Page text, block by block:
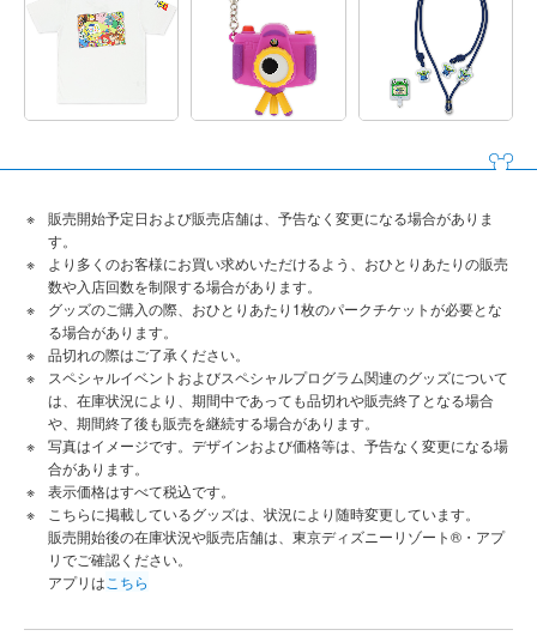
販売開始予定日および販売店舗は、予告なく変更になる場合がありま
す。
より多くのお客様にお買い求めいただけるよう、おひとりあたりの販売
数や入店回数を制限する場合があります。
グッズのご購入の際、おひとりあたり1枚のパークチケットが必要とな
る場合があります。
品切れの際はご了承ください。
スペシャルイベントおよびスペシャルプログラム関連のグッズについて
は、在庫状況により、期間中であっても品切れや販売終了となる場合
や、期間終了後も販売を継続する場合があります。
写真はイメージです。デザインおよび価格等は、予告なく変更になる場
合があります。
表示価格はすべて税込です。
こちらに掲載しているグッズは、状況により随時変更しています。
販売開始後の在庫状況や販売店舗は、東京ディズニーリゾート®・アプ
リでご確認ください。
アプリは こちら